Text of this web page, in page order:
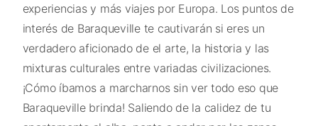
experiencias y más viajes por Europa. Los puntos de
interés de Baraqueville te cautivarán si eres un
verdadero aficionado de el arte, la historia y las
mixturas culturales entre variadas civilizaciones.
¡Cómo íbamos a marcharnos sin ver todo eso que
Baraqueville brinda! Saliendo de la calidez de tu